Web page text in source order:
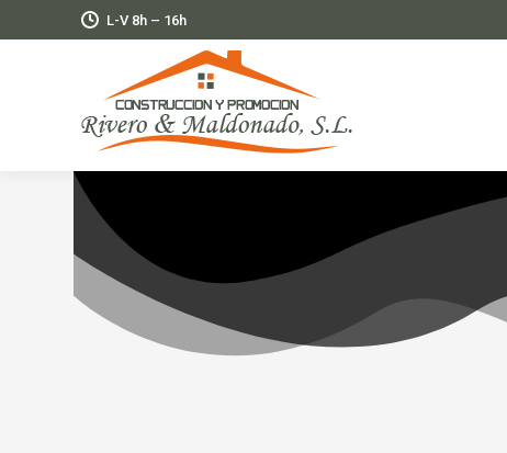
L-V 8h – 16h